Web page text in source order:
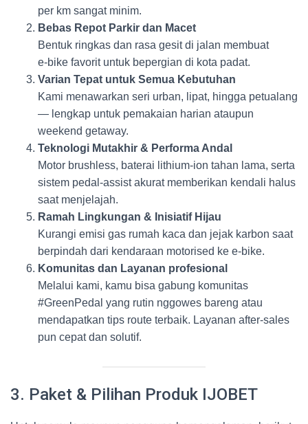
per km sangat minim.
Bebas Repot Parkir dan Macet
Bentuk ringkas dan rasa gesit di jalan membuat
e‑bike favorit untuk bepergian di kota padat.
Varian Tepat untuk Semua Kebutuhan
Kami menawarkan seri urban, lipat, hingga petualang
— lengkap untuk pemakaian harian ataupun
weekend getaway.
Teknologi Mutakhir & Performa Andal
Motor brushless, baterai lithium-ion tahan lama, serta
sistem pedal-assist akurat memberikan kendali halus
saat menjelajah.
Ramah Lingkungan & Inisiatif Hijau
Kurangi emisi gas rumah kaca dan jejak karbon saat
berpindah dari kendaraan motorised ke e‑bike.
Komunitas dan Layanan profesional
Melalui kami, kamu bisa gabung komunitas
#GreenPedal yang rutin nggowes bareng atau
mendapatkan tips route terbaik. Layanan after‑sales
pun cepat dan solutif.
3. Paket & Pilihan Produk IJOBET